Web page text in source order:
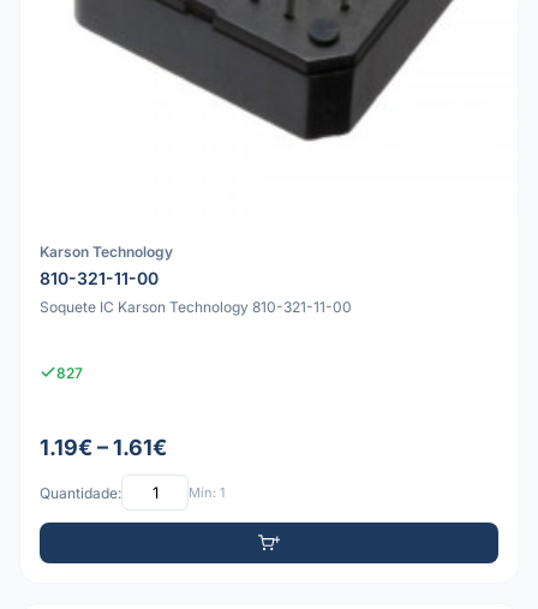
Karson Technology
810-321-11-00
Soquete IC Karson Technology 810-321-11-00
827
1.19€ – 1.61€
Quantidade: Mín: 1